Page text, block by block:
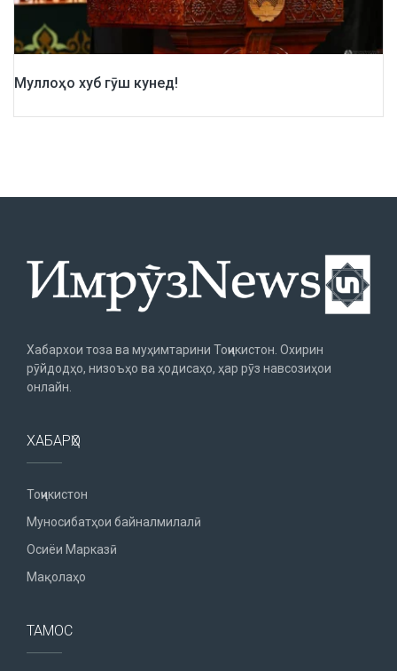
Муллоҳо хуб гӯш кунед!
Хабархои тоза ва муҳимтарини Тоҷикистон. Охирин
рӯйдодҳо, низоъҳо ва ҳодисаҳо, ҳар рӯз навсозиҳои
онлайн.
ХАБАРҲО
Тоҷикистон
Муносибатҳои байналмилалӣ
Осиёи Марказӣ
Мақолаҳо
ТАМОС